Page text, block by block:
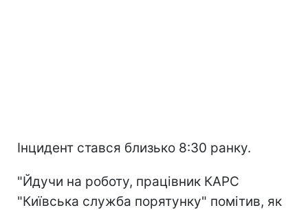
Інцидент стався близько 8:30 ранку.
"Йдучи на роботу, працівник КАРС
"Київська служба порятунку" помітив, як